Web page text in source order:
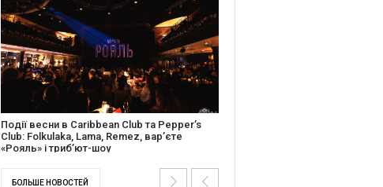
Документальний фільм “Будинок “Слово”
англійською покажуть в країнах Європи,
Канаді та США
БОЛЬШЕ НОВОСТЕЙ